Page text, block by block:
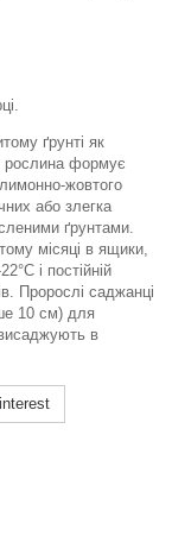
ґрунті як
рослина формує
жовтого
або злегка
ґрунтами.
місяці в ящики,
і постійній
Пророслі саджанці
10 см) для
в